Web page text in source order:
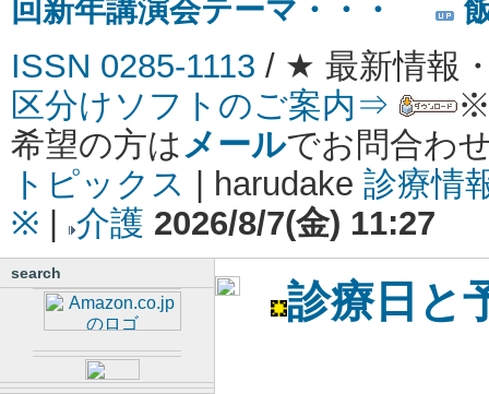
回新年講演会テーマ ・・・
ISSN 0285-1113 / ★ 最新情報
区分けソフトのご案内⇒
※
希望の方はメールでお問合わ
トピックス
harudake 診療情
※
介護 2026/8/7(金) 11:27
search
診療日と